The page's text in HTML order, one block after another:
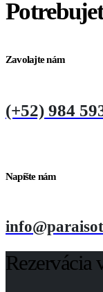
Zavolajte nám
(+52) 984
Napíšte nám
Rezervácia